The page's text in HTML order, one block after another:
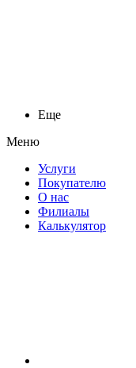
Еще
Меню
Услуги
Покупателю
О нас
Филиалы
Калькулятор